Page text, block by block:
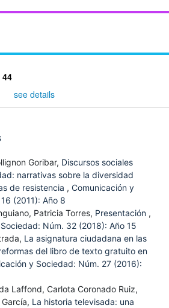
44
see details
Goribar, Discursos sociales
narrativas sobre la diversidad
de resistencia , Comunicación y
(2011): Año 8
Patricia Torres, Presentación ,
Núm. 32 (2018): Año 15
La asignatura ciudadana en las
del libro de texto gratuito en
y Sociedad: Núm. 27 (2016):
Laffond, Carlota Coronado Ruiz,
La historia televisada: una